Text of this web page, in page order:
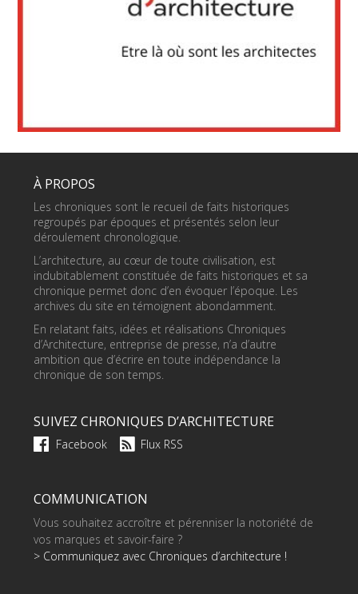
À PROPOS
Les chroniques sont le recueil de faits historiques
regroupés par époques et présentés selon leur
déroulement chronologique.
L’architecture, au cœur de toute civilisation, est
indubitablement constituée de faits historiques et sa
chronique permet donc d’en évoquer l’époque. Les
archives du site en témoignent abondamment.
En relatant faits, idées et réalisations Chroniques
d’Architecture, entreprise de presse, n’a d’autre
ambition que d’écrire en toute indépendance la
chronique de son temps.
SUIVEZ CHRONIQUES D’ARCHITECTURE
Facebook Flux RSS
COMMUNICATION
Vous souhaitez accroître et pérenniser la notoriété de
vos marques et savoir-faire ?
> Communiquez avec Chroniques d’architecture !